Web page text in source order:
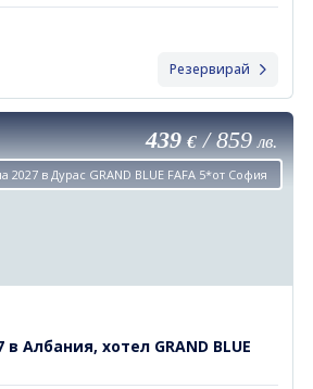
Резервирай
2027 в Дурас GRAND BLUE FAFA 5*от София
439 €/859 лв.
Албания, хотел GRAND BLUE